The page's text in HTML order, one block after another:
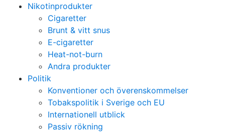
Nikotinprodukter
Cigaretter
Brunt & vitt snus
E-cigaretter
Heat-not-burn
Andra produkter
Politik
Konventioner och överenskommelser
Tobakspolitik i Sverige och EU
Internationell utblick
Passiv rökning